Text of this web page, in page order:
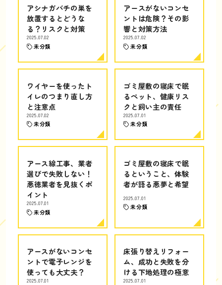
アシナガバチの巣を
放置するとどうな
る？リスクと対策
2025.07.02
未分類
アースがないコンセ
ントは危険？その影
響と対策方法
2025.07.02
未分類
ワイヤーを使ったト
イレのつまり直し方
と注意点
2025.07.02
未分類
ゴミ屋敷の寝床で眠
るペット、健康リス
クと飼い主の責任
2025.07.01
未分類
アース線工事、業者
選びで失敗しない！
悪徳業者を見抜くポ
イント
2025.07.01
未分類
ゴミ屋敷の寝床で眠
るということ、体験
者が語る悪夢と希望
2025.07.01
未分類
アースがないコンセ
ントで電子レンジを
使っても大丈夫？
2025.07.01
床張り替えリフォー
ム、成功と失敗を分
ける下地処理の極意
2025.07.01